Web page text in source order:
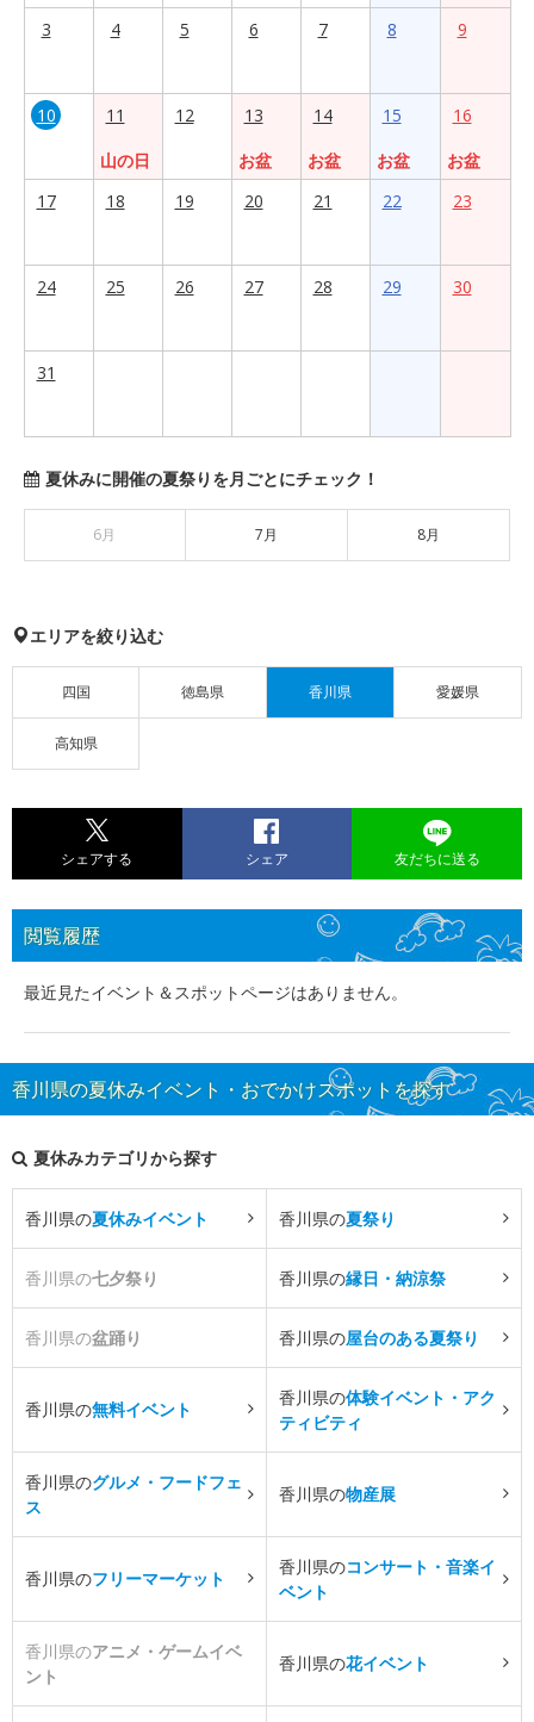
3 4 5 6 7 8 9
10
11
山の日
12
13
お盆
14
お盆
15
お盆
16
お盆
17
18 19 20 21 22 23
24 25 26 27 28 29 30
31
夏休みに開催の夏祭りを月ごとにチェック！
6月 7月 8月
エリアを絞り込む
四国 徳島県 香川県 愛媛県
高知県
シェアする シェア 友だちに送る
閲覧履歴
最近見たイベント＆スポットページはありません。
香川県の夏休みイベント・おでかけスポットを探す
夏休みカテゴリから探す
香川県の夏休みイベント 香川県の夏祭り
香川県の七夕祭り 香川県の縁日・納涼祭
香川県の盆踊り 香川県の屋台のある夏祭り
香川県の無料イベント
香川県の体験イベント・アク
ティビティ
香川県のグルメ・フードフェ
ス
香川県の物産展
香川県のフリーマーケット
香川県のコンサート・音楽イ
ベント
香川県のアニメ・ゲームイベ
ント
香川県の花イベント